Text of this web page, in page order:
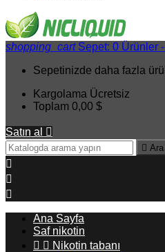
shopping_cart Sepet: 0 Ürünler
Sepetinizde daha fazla
Kargolama Ücretsiz
Toplam 0,00 $
Satın al 
 Ara



Ana Sayfa
Saf nikotin
  Nikotin tabanı